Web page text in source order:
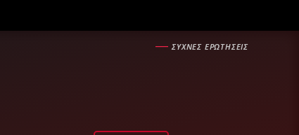
―ΣΥΧΝΕΣ ΕΡΩΤΗΣΕΙΣ